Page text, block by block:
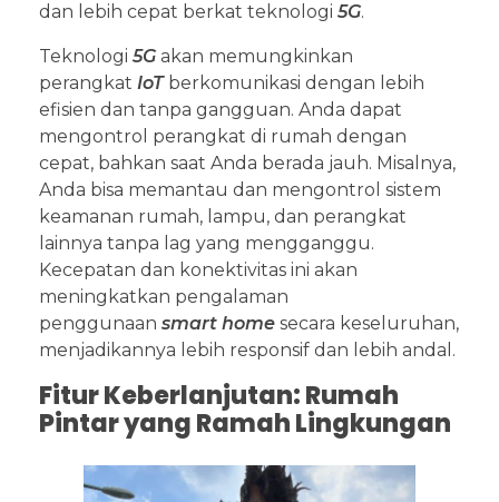
dan lebih cepat berkat teknologi 5G.
Teknologi 5G akan memungkinkan
perangkat IoTberkomunikasi dengan lebih
efisien dan tanpa gangguan. Anda dapat
mengontrol perangkat di rumah dengan
cepat, bahkan saat Anda berada jauh. Misalnya,
Anda bisa memantau dan mengontrol sistem
keamanan rumah, lampu, dan perangkat
lainnya tanpa lag yang mengganggu.
Kecepatan dan konektivitas ini akan
meningkatkan pengalaman
penggunaan smart home secara keseluruhan,
menjadikannya lebih responsif dan lebih andal.
Fitur Keberlanjutan: Rumah
Pintar yang Ramah Lingkungan